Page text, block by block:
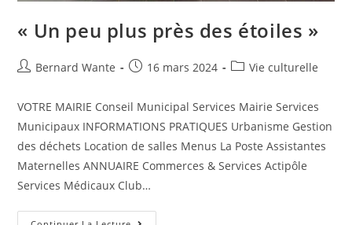
« Un peu plus près des étoiles »
Bernard Wante 16 mars 2024 Vie culturelle
VOTRE MAIRIE Conseil Municipal Services Mairie Services
Municipaux INFORMATIONS PRATIQUES Urbanisme Gestion
des déchets Location de salles Menus La Poste Assistantes
Maternelles ANNUAIRE Commerces & Services Actipôle
Services Médicaux Club…